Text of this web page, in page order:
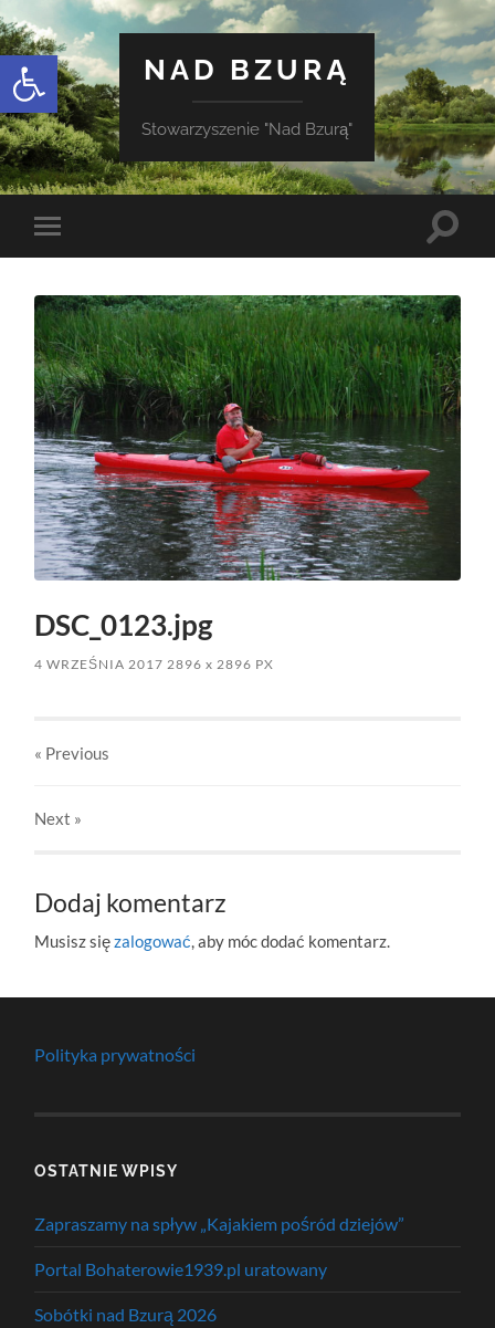
Otwórz pasek narzędzi
NAD BZURĄ
Stowarzyszenie "Nad Bzurą"
Toggle
mobile
Toggle
DSC_0123.jpg
4 WRZEŚNIA 2017 2896x 2896 PX
« Previous
Next »
Dodaj komentarz
Musisz sięzalogować, aby móc dodać komentarz.
Polityka prywatności
OSTATNIE WPISY
Zapraszamy na spływ „Kajakiem pośród dziejów”
Portal Bohaterowie1939.pl uratowany
Sobótki nad Bzurą 2026